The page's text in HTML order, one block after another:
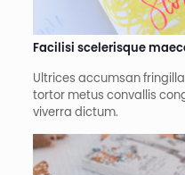
Facilisi scelerisque
Ultrices accumsan
tortor metus convallis
viverra dictum.